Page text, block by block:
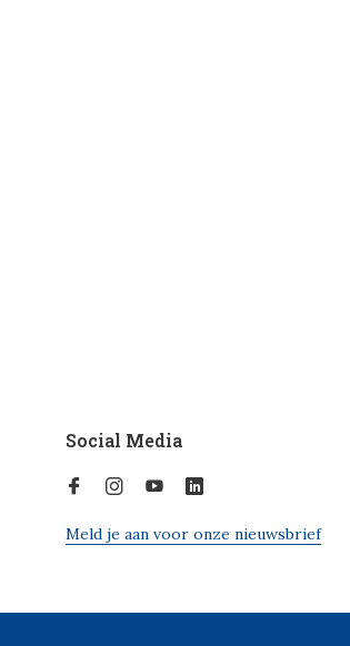
Social Media
Meld je aan voor onze nieuwsbrief